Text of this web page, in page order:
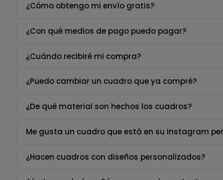
¿Cómo obtengo mi envío gratis?
¿Con qué medios de pago puedo pagar?
¿Cuándo recibiré mi compra?
¿Puedo cambiar un cuadro que ya compré?
¿De qué material son hechos los cuadros?
Me gusta un cuadro que está en su Instagram
¿Hacen cuadros con diseños personalizados?